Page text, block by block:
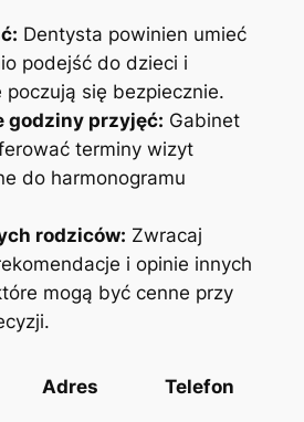
Dentysta powinien umieć
podejść do dzieci i
poczują się bezpiecznie.
godziny przyjęć: Gabinet
terminy wizyt
do harmonogramu
rodziców: Zwracaj
i opinie innych
mogą być cenne przy
Adres Telefon